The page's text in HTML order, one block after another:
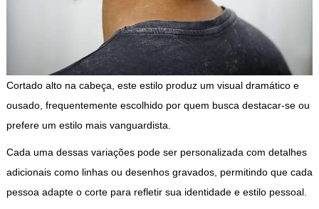
Cortado alto na cabeça, este estilo produz um visual dramático e
ousado, frequentemente escolhido por quem busca destacar-se ou
prefere um estilo mais vanguardista.
Cada uma dessas variações pode ser personalizada com detalhes
adicionais como linhas ou desenhos gravados, permitindo que cada
pessoa adapte o corte para refletir sua identidade e estilo pessoal.